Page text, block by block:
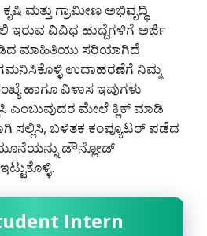
ಮತ್ತು ಗ್ರಾಮೀಣ ಅಭಿವೃದ್ಧಿ
ಇರುವ ವಿವಿಧ ಹುದ್ದೆಗಳಿಗೆ ಅರ್ಜಿ
ಮಾಹಿತಿಯು ಸರಿಯಾಗಿದೆ
ಉದಾಹರಣೆಗೆ ನಿಮ್ಮ
ಹಾಗೂ ವಿಳಾಸ ಇವುಗಳು
ಎಂಬುವುದರ ಮೇಲೆ ಕ್ಲಿಕ್ ಮಾಡಿ
ಸಲ್ಲಿಸಿ, ಬಳಿತಕ ಕಂಪ್ಯೂಟರ್ ಪಡೆದ
ಡೌನ್ಲೋಡ್
Intern